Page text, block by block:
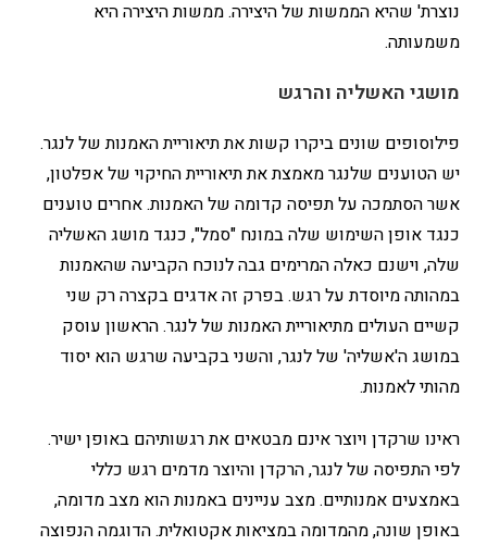
נוצרת' שהיא הממשות של היצירה. ממשות היצירה היא
משמעותה.
מושגי האשליה והרגש
פילוסופים שונים ביקרו קשות את תיאוריית האמנות של לנגר.
יש הטוענים שלנגר מאמצת את תיאוריית החיקוי של אפלטון,
אשר הסתמכה על תפיסה קדומה של האמנות. אחרים טוענים
כנגד אופן השימוש שלה במונח "סמל", כנגד מושג האשליה
שלה, וישנם כאלה המרימים גבה לנוכח הקביעה שהאמנות
במהותה מיוסדת על רגש. בפרק זה אדגים בקצרה רק שני
קשיים העולים מתיאוריית האמנות של לנגר. הראשון עוסק
במושג ה'אשליה' של לנגר, והשני בקביעה שרגש הוא יסוד
מהותי לאמנות.
ראינו שרקדן ויוצר אינם מבטאים את רגשותיהם באופן ישיר.
לפי התפיסה של לנגר, הרקדן והיוצר מדמים רגש כללי
באמצעים אמנותיים. מצב עניינים באמנות הוא מצב מדומה,
באופן שונה, מהמדומה במציאות אקטואלית. הדוגמה הנפוצה